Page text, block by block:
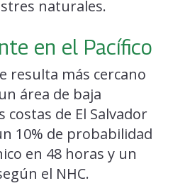
naturales.
en el Pacífico
resulta más cercano
área de baja
de El Salvador
10% de probabilidad
en 48 horas y un
el NHC.